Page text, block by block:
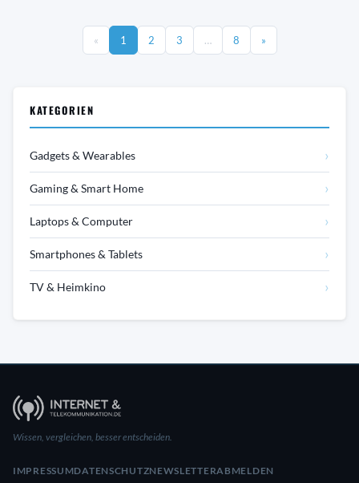
« 1 2 3 … 8 »
KATEGORIEN
Gadgets & Wearables ›
Gaming & Smart Home ›
Laptops & Computer ›
Smartphones & Tablets ›
TV & Heimkino ›
Wissen, vergleichen, besser entscheiden.
IMPRESSUMDATENSCHUTZNEWSLETTERABMELDEN